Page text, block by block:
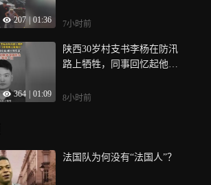
207 01:36
进店，暖心照顾送上热饭，
7小时前
364 01:09
陕西30岁村支书李杨在防汛
路上牺牲，同事回忆起他，
望他能活着，能出现奇迹”
8小时前
法国队为何没有“法国人”？